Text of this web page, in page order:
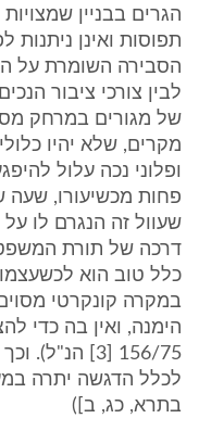
הגרים בבניין
תפוסות ואינן ניתנות
הסבירה השומרת על
לבין צורכי ציבור
של מגורים במרחק
מקרים, שלא יהיו
ופלוני נכה עלול
פחות מכשיעורו, שעה
שעוול זה הנגרם לו על
דרכה של תורת
כלל טוב הוא לכשעצמו
במקרה קונקרטי מסוים
הימנה, ואין בה כדי
156/75 [3]
לכלל הדגשה יתרה
בתרא, כג, ב])